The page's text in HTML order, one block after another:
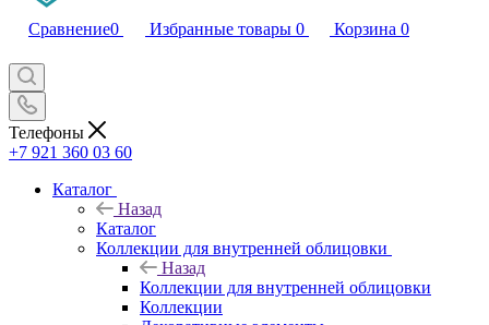
Сравнение0 Избранные товары 0 Корзина 0
Телефоны
+7 921 360 03 60
Каталог
Назад
Каталог
Коллекции для внутренней облицовки
Назад
Коллекции для внутренней облицовки
Коллекции